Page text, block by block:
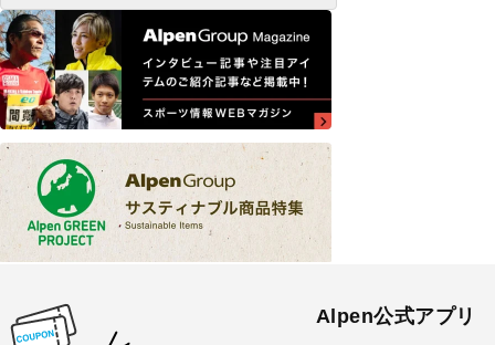
Alpen公式アプリ